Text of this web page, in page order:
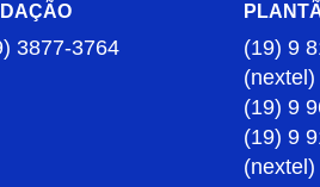
3877-3764
(19) 9
(nextel)
(19) 9
(19) 9
(nextel)